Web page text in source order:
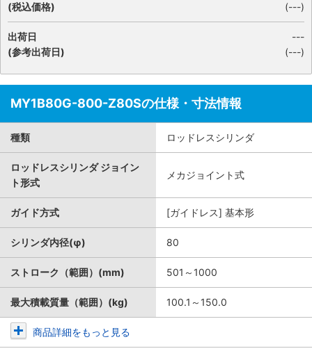
(税込価格)
(---)
出荷日
(参考出荷日)
---
(---)
MY1B80G-800-Z80Sの仕様・寸法情報
種類 ロッドレスシリンダ
ロッドレスシリンダ ジョイン
ト形式
メカジョイント式
ガイド方式 [ガイドレス] 基本形
シリンダ内径(φ) 80
ストローク（範囲）(mm) 501～1000
最大積載質量（範囲）(kg) 100.1～150.0
商品詳細をもっと見る